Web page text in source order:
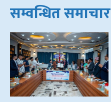
सम्वन्धित समाचार